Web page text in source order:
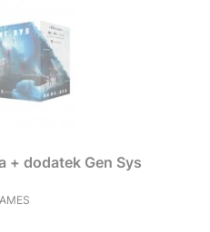
+ dodatek Gen Sys